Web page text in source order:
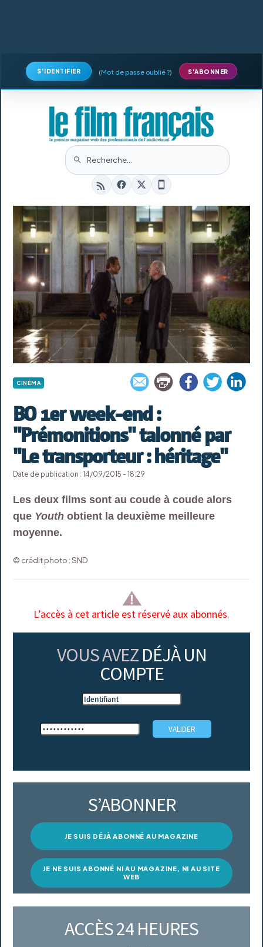
S'IDENTIFIER (Mot de passe oublié ?) S'ABONNER
CINÉMA
BO 1er week-end :
"Prémonitions" talonné par
"Le transporteur : héritage"
Date de publication : 14/09/2015 - 18:29
Les deux films sont au coude à coude alors
que Youth obtient la deuxième meilleure
moyenne.
© crédit photo : SND
L’accès à cet article est réservé aux abonnés.
VOUS AVEZ DÉJÀ UN
COMPTE
S’ABONNER
JE SUIS DÉJÀ ABONNÉ AU MAGAZINE
JE NE SUIS ABONNÉ NI AU MAGAZINE, NI AU SITE
WEB
ACCÈS 24 HEURES